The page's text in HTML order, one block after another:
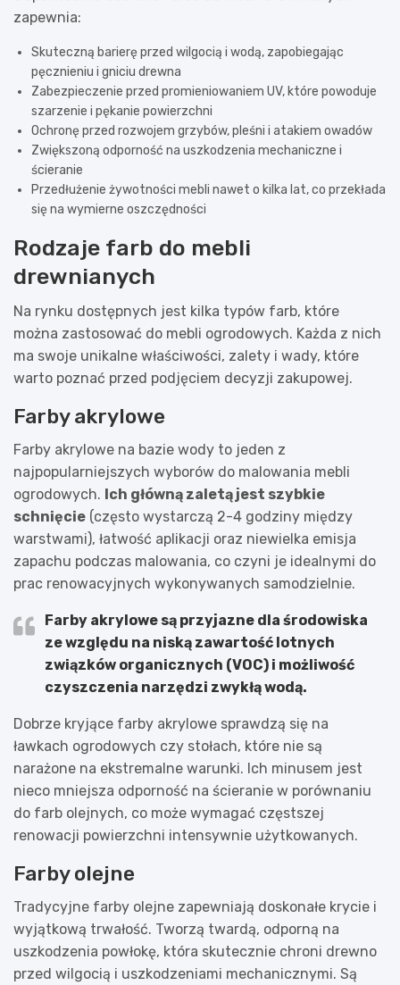
zapewnia:
Skuteczną barierę przed wilgocią i wodą, zapobiegając
pęcznieniu i gniciu drewna
Zabezpieczenie przed promieniowaniem UV, które powoduje
szarzenie i pękanie powierzchni
Ochronę przed rozwojem grzybów, pleśni i atakiem owadów
Zwiększoną odporność na uszkodzenia mechaniczne i
ścieranie
Przedłużenie żywotności mebli nawet o kilka lat, co przekłada
się na wymierne oszczędności
Rodzaje farb do mebli
drewnianych
Na rynku dostępnych jest kilka typów farb, które
można zastosować do mebli ogrodowych. Każda z nich
ma swoje unikalne właściwości, zalety i wady, które
warto poznać przed podjęciem decyzji zakupowej.
Farby akrylowe
Farby akrylowe na bazie wody to jeden z
najpopularniejszych wyborów do malowania mebli
ogrodowych. Ich główną zaletą jest szybkie
schnięcie (często wystarczą 2-4 godziny między
warstwami), łatwość aplikacji oraz niewielka emisja
zapachu podczas malowania, co czyni je idealnymi do
prac renowacyjnych wykonywanych samodzielnie.
Farby akrylowe są przyjazne dla środowiska
ze względu na niską zawartość lotnych
związków organicznych (VOC) i możliwość
czyszczenia narzędzi zwykłą wodą.
Dobrze kryjące farby akrylowe sprawdzą się na
ławkach ogrodowych czy stołach, które nie są
narażone na ekstremalne warunki. Ich minusem jest
nieco mniejsza odporność na ścieranie w porównaniu
do farb olejnych, co może wymagać częstszej
renowacji powierzchni intensywnie użytkowanych.
Farby olejne
Tradycyjne farby olejne zapewniają doskonałe krycie i
wyjątkową trwałość. Tworzą twardą, odporną na
uszkodzenia powłokę, która skutecznie chroni drewno
przed wilgocią i uszkodzeniami mechanicznymi. Są